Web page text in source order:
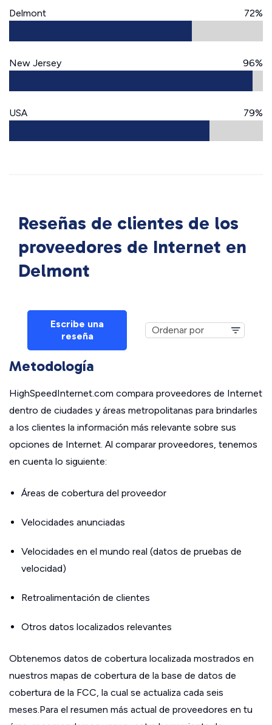
Delmont 72%
New Jersey 96%
USA 79%
Reseñas de clientes de los
proveedores de Internet en
Delmont
Escribe una
reseña
Metodología
HighSpeedInternet.com compara proveedores de Internet
dentro de ciudades y áreas metropolitanas para brindarles
a los clientes la información más relevante sobre sus
opciones de Internet. Al comparar proveedores, tenemos
en cuenta lo siguiente:
Áreas de cobertura del proveedor
Velocidades anunciadas
Velocidades en el mundo real (datos de pruebas de
velocidad)
Retroalimentación de clientes
Otros datos localizados relevantes
Obtenemos datos de cobertura localizada mostrados en
nuestros mapas de cobertura de la base de datos de
cobertura de la FCC, la cual se actualiza cada seis
meses.Para el resumen más actual de proveedores en tu